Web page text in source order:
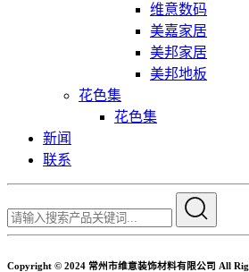
维意数码
美嘉家居
美邦家居
美邦地板
花色集
花色集
新闻
联系
Copyright © 2024 常州市维意装饰材料有限公司 All